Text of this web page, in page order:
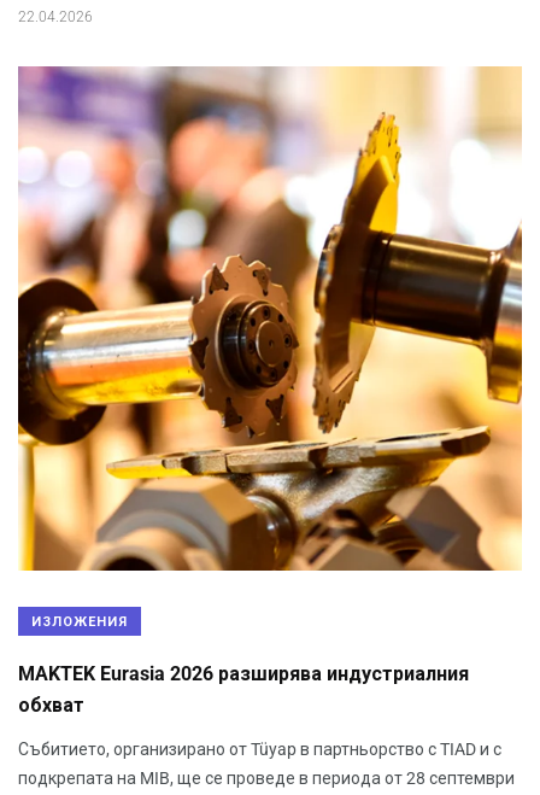
22.04.2026
ИЗЛОЖЕНИЯ
MAKTEK Eurasia 2026 разширява индустриалния
обхват
Събитието, организирано от Tüyap в партньорство с TIAD и с
подкрепата на MIB, ще се проведе в периода от 28 септември